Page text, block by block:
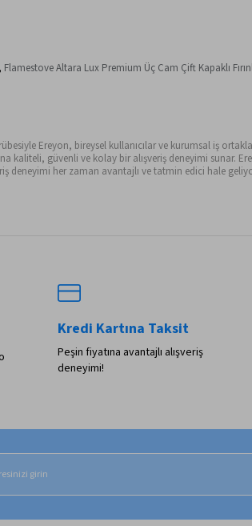
, Flamestove Altara Lux Premium Üç Cam Çift Kapaklı
Ereyon, bireysel kullanıcılar ve kurumsal iş
güvenli ve kolay bir alışveriş deneyimi sunar.
deneyimi her zaman avantajlı ve tatmin edici hale
Kredi Kartına Taksit
Peşin fiyatına avantajlı alışveriş
deneyimi!